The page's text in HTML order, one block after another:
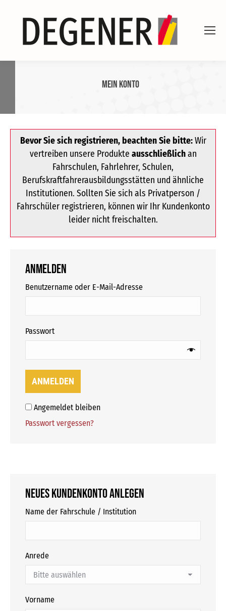
Mein Konto
Bevor Sie sich registrieren, beachten Sie bitte:Wir
vertreiben unsere Produkte ausschließlichan
Fahrschulen, Fahrlehrer, Schulen,
Berufskraftfahrerausbildungsstätten und ähnliche
Institutionen. Sollten Sie sich als Privatperson /
Fahrschüler registrieren, können wir Ihr Kundenkonto
leider nicht freischalten.
Anmelden
Benutzername oder E-Mail-Adresse
Passwort
ANMELDEN
Angemeldet bleiben
Passwort vergessen?
Neues Kundenkonto anlegen
Name der Fahrschule / Institution
Anrede
Vorname